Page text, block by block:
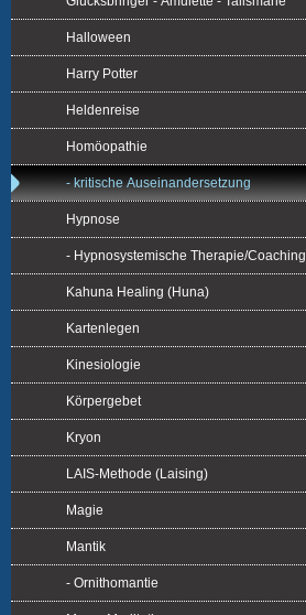
Halloween
Harry Potter
Heldenreise
Homöopathie
- kritische Auseinandersetzung
Hypnose
- Hypnosystemische Therapie/Coaching
Kahuna Healing (Huna)
Kartenlegen
Kinesiologie
Körpergebet
Kryon
LAIS-Methode (Laising)
Magie
Mantik
- Ornithomantie